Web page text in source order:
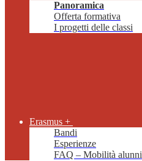
Panoramica
Offerta formativa
I progetti delle classi
Erasmus +
Bandi
Esperienze
FAQ – Mobilità alunni